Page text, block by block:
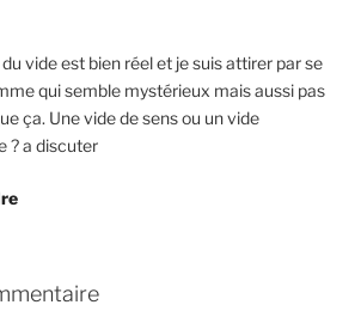
du vide est bien réel et je suis attirer par se
qui semble mystérieux mais aussi pas
ça. Une vide de sens ou un vide
? a discuter